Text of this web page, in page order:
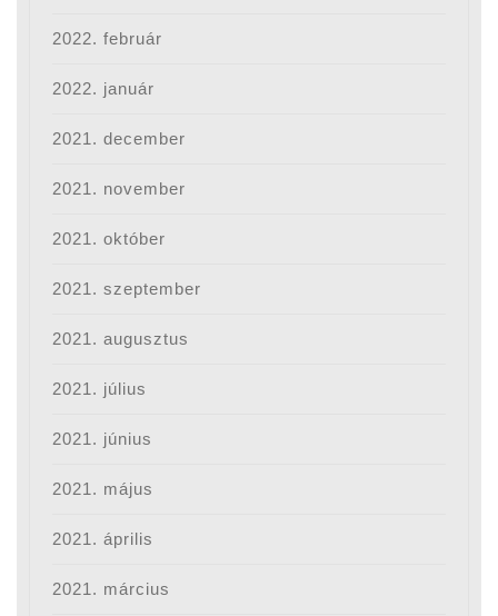
2022. február
2022. január
2021. december
2021. november
2021. október
2021. szeptember
2021. augusztus
2021. július
2021. június
2021. május
2021. április
2021. március